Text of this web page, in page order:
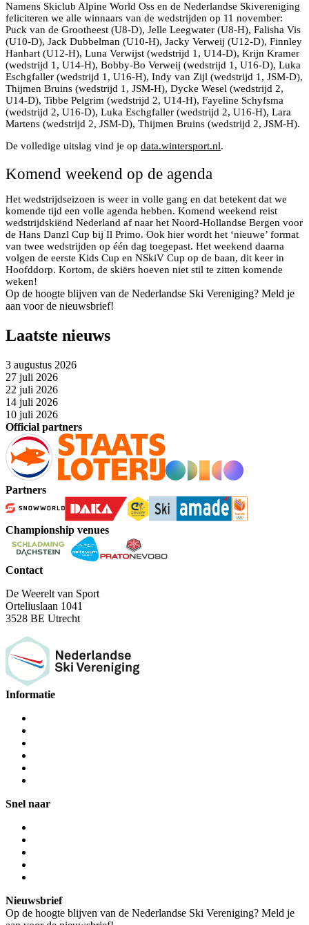
Namens Skiclub Alpine World Oss en de Nederlandse Skivereniging
feliciteren we alle winnaars van de wedstrijden op 11 november:
Puck van de Grootheest (U8-D), Jelle Leegwater (U8-H), Falisha Vis
(U10-D), Jack Dubbelman (U10-H), Jacky Verweij (U12-D), Finnley
Hanhart (U12-H), Luna Verwijst (wedstrijd 1, U14-D), Krijn Kramer
(wedstrijd 1, U14-H), Bobby-Bo Verweij (wedstrijd 1, U16-D), Luka
Eschgfaller (wedstrijd 1, U16-H), Indy van Zijl (wedstrijd 1, JSM-D),
Thijmen Bruins (wedstrijd 1, JSM-H), Dycke Wesel (wedstrijd 2,
U14-D), Tibbe Pelgrim (wedstrijd 2, U14-H), Fayeline Schyfsma
(wedstrijd 2, U16-D), Luka Eschgfaller (wedstrijd 2, U16-H), Lara
Martens (wedstrijd 2, JSM-D), Thijmen Bruins (wedstrijd 2, JSM-H).
De volledige uitslag vind je op data.wintersport.nl.
Komend weekend op de agenda
Het wedstrijdseizoen is weer in volle gang en dat betekent dat we
komende tijd een volle agenda hebben. Komend weekend reist
wedstrijdskiënd Nederland af naar het Noord-Hollandse Bergen voor
de Hans Danzl Cup bij Il Primo. Ook hier wordt het ‘nieuwe’ format
van twee wedstrijden op één dag toegepast. Het weekend daarna
volgen de eerste Kids Cup en NSkiV Cup op de baan, dit keer in
Hoofddorp. Kortom, de skiërs hoeven niet stil te zitten komende
weken!
Op de hoogte blijven van de Nederlandse Ski Vereniging? Meld je
aan voor de nieuwsbrief!
Laatste nieuws
3 augustus 2026
27 juli 2026
22 juli 2026
14 juli 2026
10 juli 2026
Official partners
Partners
Championship venues
Contact
De Weerelt van Sport
Orteliuslaan 1041
3528 BE Utrecht
Informatie
Snel naar
Nieuwsbrief
Op de hoogte blijven van de Nederlandse Ski Vereniging? Meld je